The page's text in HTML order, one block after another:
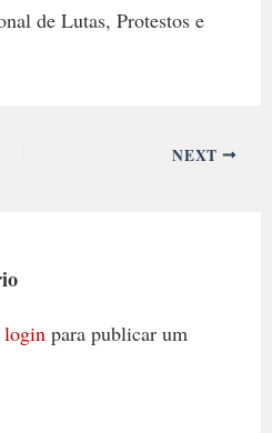
de Lutas, Protestos e
NEXT
loginpara publicar um